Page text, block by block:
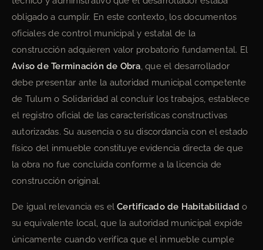
obligado a cumplir. En este contexto, los documentos
oficiales de control municipal y estatal de la
construcción adquieren valor probatorio fundamental. El
Aviso de Terminación de Obra, que el desarrollador
debe presentar ante la autoridad municipal competente
de Tulum o Solidaridad al concluir los trabajos, establece
el registro oficial de las características constructivas
autorizadas. Su ausencia o su discordancia con el estado
físico del inmueble constituye evidencia directa de que
la obra no fue concluida conforme a la licencia de
construcción original.
De igual relevancia es elCertificado de Habitabilidad o
su equivalente local, que la autoridad municipal expide
únicamente cuando verifica que el inmueble cumple